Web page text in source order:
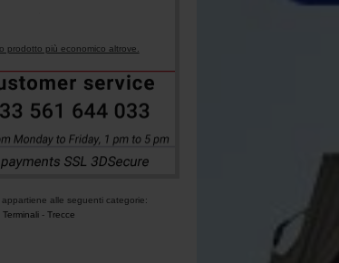
prodotto più economico altrove.
alle seguenti categorie:
Terminali -Trecce